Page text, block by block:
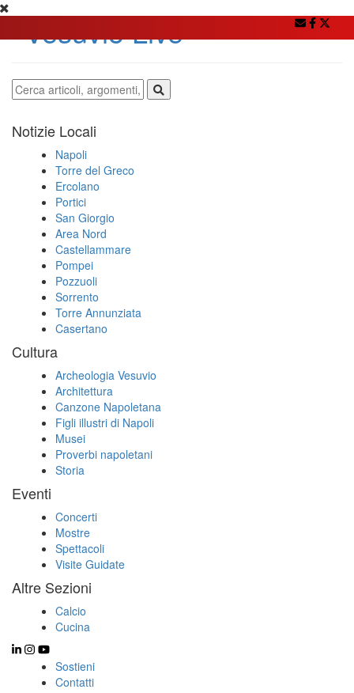
Notizie Locali
Napoli
Torre del Greco
Ercolano
Portici
San Giorgio
Area Nord
Castellammare
Pompei
Pozzuoli
Sorrento
Torre Annunziata
Casertano
Cultura
Archeologia Vesuvio
Architettura
Canzone Napoletana
Figli illustri di Napoli
Musei
Proverbi napoletani
Storia
Eventi
Concerti
Mostre
Spettacoli
Visite Guidate
Altre Sezioni
Calcio
Cucina
Sostieni
Contatti